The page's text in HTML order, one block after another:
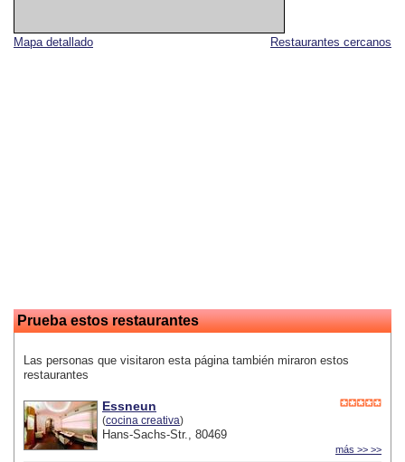
Restaurantes cercanos
Mapa detallado
Prueba estos restaurantes
Las personas que visitaron esta página también miraron estos
restaurantes
Essneun
(cocina creativa)
Hans-Sachs-Str., 80469
más >> >>